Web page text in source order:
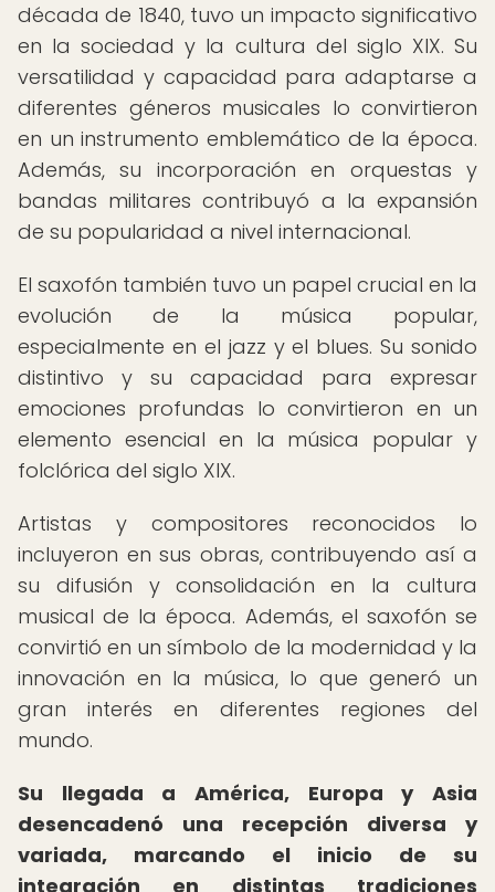
década de 1840, tuvo un impacto significativo
en la sociedad y la cultura del siglo XIX. Su
versatilidad y capacidad para adaptarse a
diferentes géneros musicales lo convirtieron
en un instrumento emblemático de la época.
Además, su incorporación en orquestas y
bandas militares contribuyó a la expansión
de su popularidad a nivel internacional.
El saxofón también tuvo un papel crucial en la
evolución de la música popular,
especialmente en el jazz y el blues. Su sonido
distintivo y su capacidad para expresar
emociones profundas lo convirtieron en un
elemento esencial en la música popular y
folclórica del siglo XIX.
Artistas y compositores reconocidos lo
incluyeron en sus obras, contribuyendo así a
su difusión y consolidación en la cultura
musical de la época. Además, el saxofón se
convirtió en un símbolo de la modernidad y la
innovación en la música, lo que generó un
gran interés en diferentes regiones del
mundo.
Su llegada a América, Europa y Asia
desencadenó una recepción diversa y
variada, marcando el inicio de su
integración en distintas tradiciones